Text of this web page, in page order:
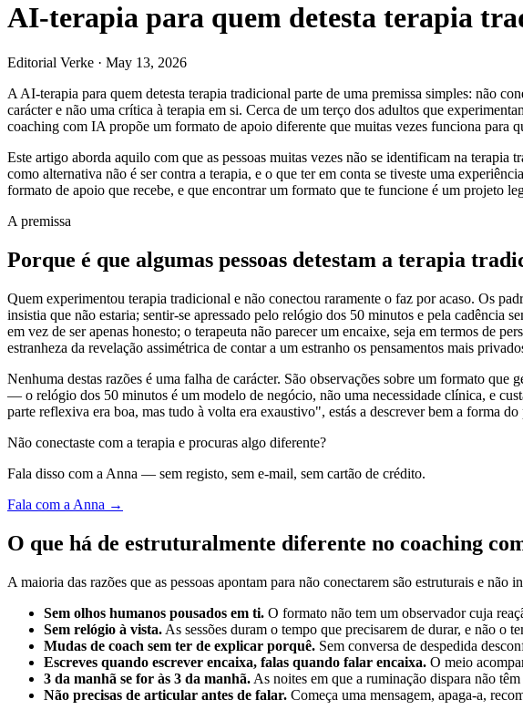
AI-terapia para quem detesta terapia
Editorial Verke · May 13, 2026
A AI-terapia para quem detesta terapia tradicional parte de uma premissa simples: não
carácter e não uma crítica à terapia em si. Cerca de um terço dos adultos que
coaching com IA propõe um formato de apoio diferente que muitas vezes funciona para
Este artigo aborda aquilo com que as pessoas muitas vezes não se identificam na
como alternativa não é ser contra a terapia, e o que ter em conta se tiveste uma
formato de apoio que recebe, e que encontrar um formato que te funcione é um projeto
A premissa
Porque é que algumas pessoas detestam a terapia
Quem experimentou terapia tradicional e não conectou raramente o faz por acaso. Os
insistia que não estaria; sentir-se apressado pelo relógio dos 50 minutos e pela
em vez de ser apenas honesto; o terapeuta não parecer um encaixe, seja em termos de
estranheza da revelação assimétrica de contar a um estranho os pensamentos mais
Nenhuma destas razões é uma falha de carácter. São observações sobre um formato
— o relógio dos 50 minutos é um modelo de negócio, não uma necessidade clínica, e
parte reflexiva era boa, mas tudo à volta era exaustivo", estás a descrever bem a forma
Não conectaste com a terapia e procuras algo diferente?
Fala disso com a Anna — sem registo, sem e-mail, sem cartão de crédito.
Fala com a Anna →
O que há de estruturalmente diferente no coaching
A maioria das razões que as pessoas apontam para não conectarem são estruturais e
Sem olhos humanos pousados em ti. O formato não tem um observador cuja
Sem relógio à vista. As sessões duram o tempo que precisarem de durar, e não o
Mudas de coach sem ter de explicar porquê. Sem conversa de despedida
Escreves quando escrever encaixa, falas quando falar encaixa. O meio
3 da manhã se for às 3 da manhã. As noites em que a ruminação dispara não
Não precisas de articular antes de falar. Começa uma mensagem, apaga-a,